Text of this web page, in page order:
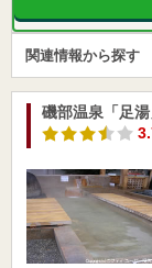
関連情報から探す
磯部温泉「足湯